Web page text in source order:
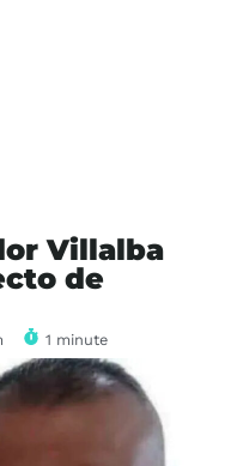
Villalba
de
1 minute